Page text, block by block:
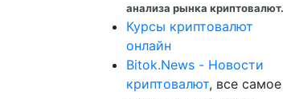
анализа рынка криптовалют.
Курсы криптовалют
онлайн
Bitok.News - Новости
криптовалют, все самое